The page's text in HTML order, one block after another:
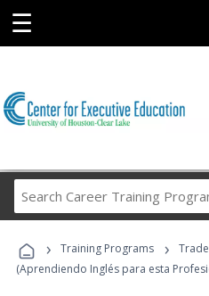
☰
Career
› Training Programs ›
(Aprendiendo Inglés para esta